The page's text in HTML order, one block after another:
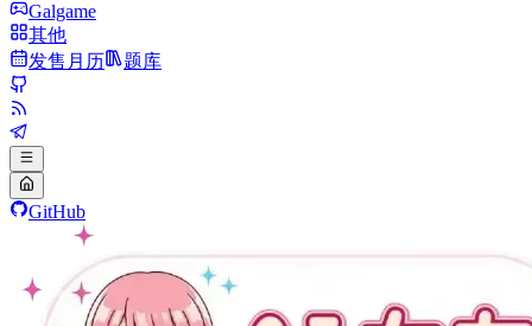
Galgame
其他
发售月历
题库
GitHub